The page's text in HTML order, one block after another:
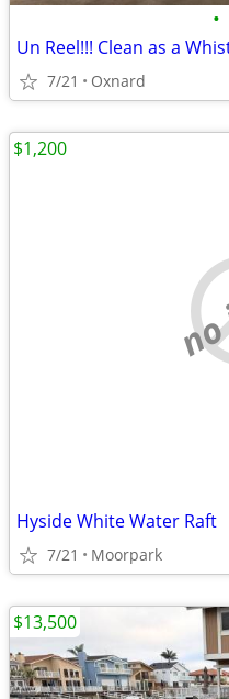
•
Un Reel!!! Clean as a
7/21 Oxnard
Hyside White Water Raft
7/21 Moorpark
$1,200
$13,500